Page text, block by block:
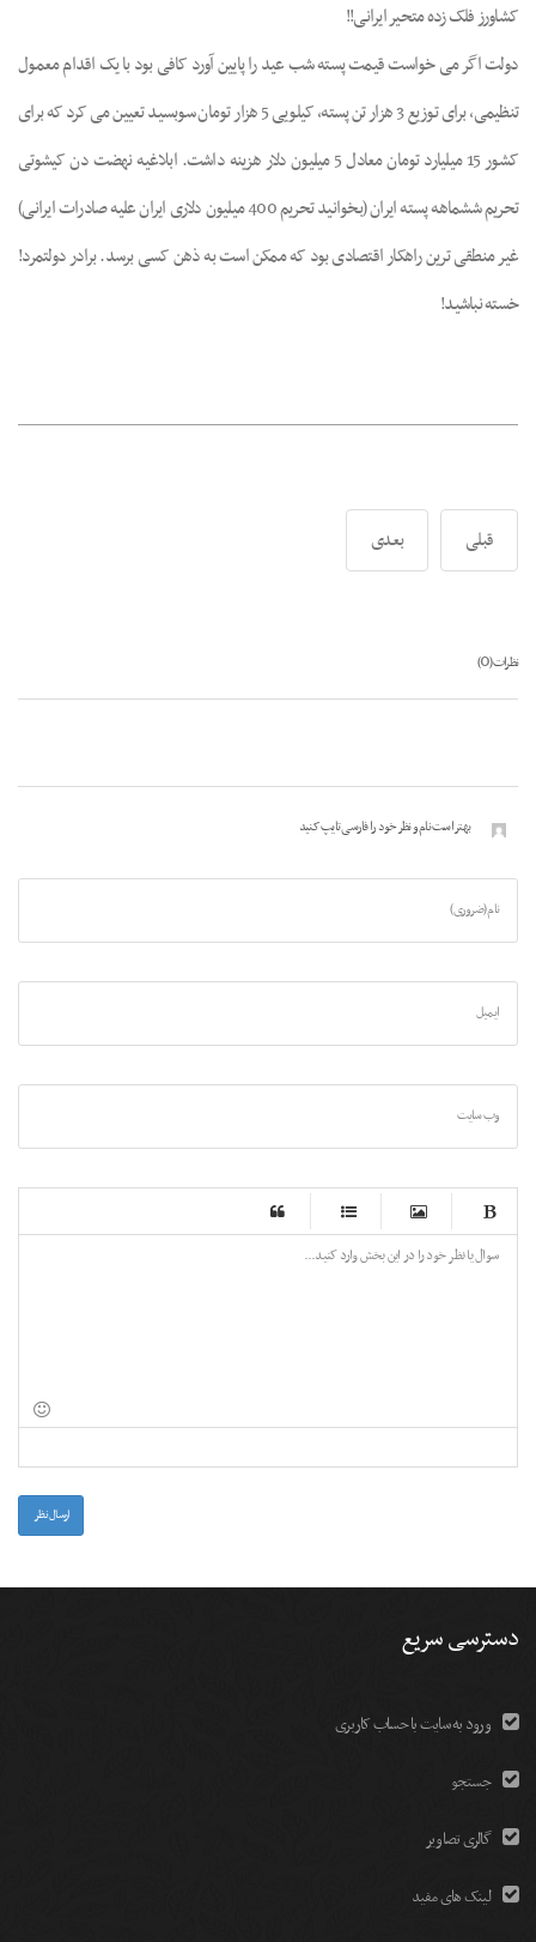
کشاورز فلک زده متحیر ایرانی!!
دولت اگر می خواست قیمت پسته شب عید را پایین آورد کافی بود با یک اقدام معمول
تنظیمی، برای توزیع 3 هزار تن پسته، کیلویی 5 هزار تومان سوبسید تعیین می کرد که برای
کشور 15 میلیارد تومان معادل 5 میلیون دلار هزینه داشت. ابلاغیه نهضت دن کیشوتی
تحریم ششماهه پسته ایران (بخوانید تحریم 400 میلیون دلاری ایران علیه صادرات ایرانی)
غیر منطقی ترین راهکار اقتصادی بود که ممکن است به ذهن کسی برسد. برادر دولتمرد!
خسته نباشید!
قبلی بعدی
نظرات (0
)
بهتر است نام و نظر خود را فارسی تایپ کنید
نام (ضروری)
ایمیل
وب سایت
-
-
-
-
-
-
-
-
-
-
-
-
ارسال نظر
دسترسی سریع
ورود به سایت با حساب کاربری
جستجو
گالری تصاویر
لینک های مفید